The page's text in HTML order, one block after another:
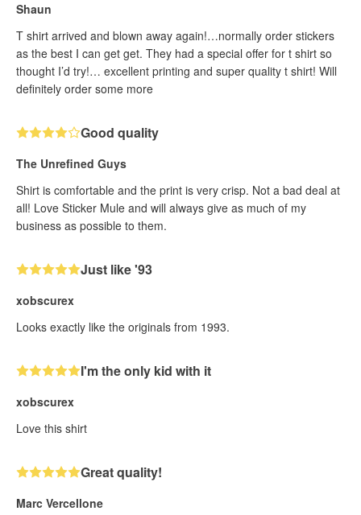
Shaun
T shirt arrived and blown away again!…normally order stickers
as the best I can get get. They had a special offer for t shirt so
thought I’d try!… excellent printing and super quality t shirt! Will
definitely order some more
Good quality
The Unrefined Guys
Shirt is comfortable and the print is very crisp. Not a bad deal at
all! Love Sticker Mule and will always give as much of my
business as possible to them.
Just like '93
xobscurex
Looks exactly like the originals from 1993.
I'm the only kid with it
xobscurex
Love this shirt
Great quality!
Marc Vercellone